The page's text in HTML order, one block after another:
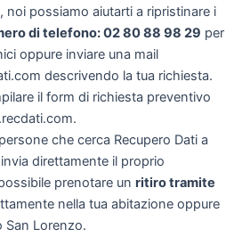
, noi possiamo aiutarti a ripristinare i
di telefono: 02 80 88 98 29 per
oppure inviare una mail
descrivendo la tua richiesta.
il form di richiesta preventivo
che cerca Recupero Dati a
direttamente il proprio
prenotare un ritiro tramite
nella tua abitazione oppure
San Lorenzo.